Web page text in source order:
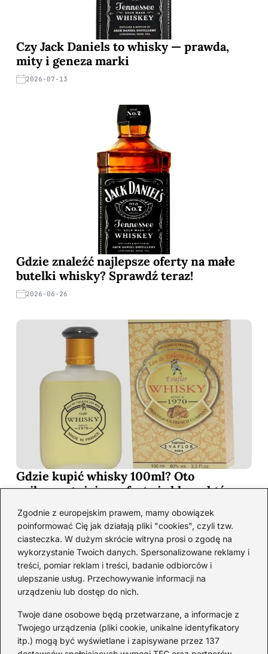
Zgodnie z europejskim prawem, mamy obowiązek
poinformować Cię jak działają pliki "cookies", czyli tzw.
ciasteczka. W dużym skrócie witryna prosi o zgodę na
wykorzystanie Twoich danych. Spersonalizowane reklamy i
treści, pomiar reklam i treści, badanie odbiorców i
ulepszanie usług. Przechowywanie informacji na
urządzeniu lub dostęp do nich.
Twoje dane osobowe będą przetwarzane, a informacje z
Twojego urządzenia (pliki cookie, unikalne identyfikatory
itp.) mogą być wyświetlane i zapisywane przez 137
Czy Jack Daniels to whisky — prawda,
mity i geneza marki
2026-07-13
Gdzie znaleźć najlepsze oferty na małe
butelki whisky? Sprawdź teraz!
2026-06-26
Gdzie kupić whisky 100ml? Oto
najkorzystniejsze oferty i sklepy, które
2026-06-26
Kategorie
Koktajle(128)
Likier (10)
Piwo(28)
Porady(66)